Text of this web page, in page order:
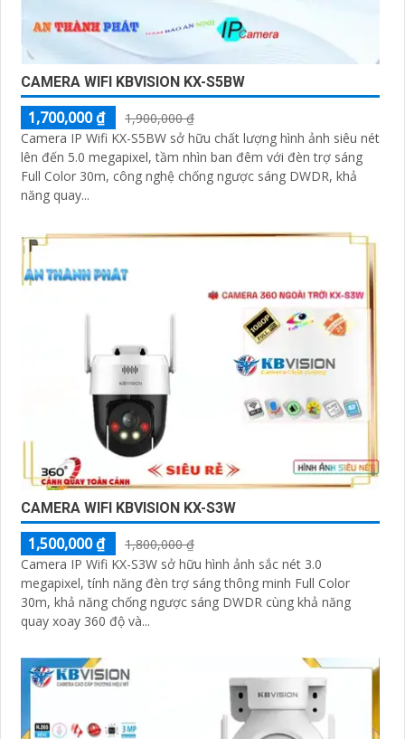
CAMERA WIFI KBVISION KX-S5BW
1,700,000 ₫
1,900,000 ₫
Camera IP Wifi KX-S5BW sở hữu chất lượng hình ảnh siêu nét
lên đến 5.0 megapixel, tầm nhìn ban đêm với đèn trợ sáng
Full Color 30m, công nghệ chống ngược sáng DWDR, khả
năng quay...
CAMERA WIFI KBVISION KX-S3W
1,500,000 ₫
1,800,000 ₫
Camera IP Wifi KX-S3W sở hữu hình ảnh sắc nét 3.0
megapixel, tính năng đèn trợ sáng thông minh Full Color
30m, khả năng chống ngược sáng DWDR cùng khả năng
quay xoay 360 độ và...